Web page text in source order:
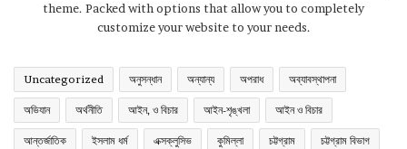
theme. Packed with options that allow you to completely
customize your website to your needs.
Uncategorized অনুসন্ধান অন্যান্য অপরাধ অব্যাবস্থাপনা
অভিযান অর্থনীতি আইন, ও বিচার আইন-শৃঙ্খলা আইন ও বিচার
আন্তর্জাতিক ইসলাম ধর্ম এক্সক্লুসিভ কুমিল্লা চট্টগ্রাম চট্টগ্রাম বিভাগ